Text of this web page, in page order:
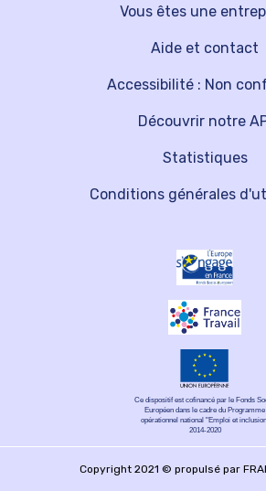
Vous êtes une
Découvrir notre
Aide et contact
Statistiques
Accessibilité : Non
Conditions générales
Ce dispositif est cofinancé par le Fonds
Européen dans le cadre du Programme
opérationnel national "Emploi et
2014-2020
Copyright 2021 © propulsé par